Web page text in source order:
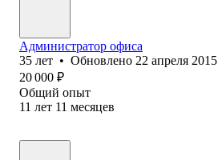
Администратор офиса
35 лет • Обновлено 22 апреля 2015
20 000 ₽
Общий опыт
11 лет 11 месяцев